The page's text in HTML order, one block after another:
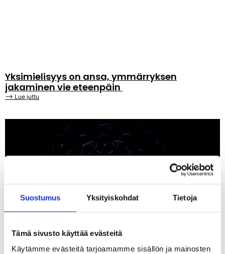
Suostumus Yksityiskohdat Tietoja
Tämä sivusto käyttää evästeitä
Käytämme evästeitä tarjoamamme sisällön ja mainosten
Yksimielisyys on ansa, ymmärryksen
jakaminen vie eteenpäin
⟶ Lue juttu